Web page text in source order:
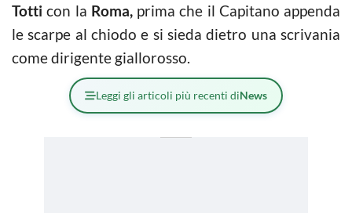
Totti con la Roma,prima che il Capitano appenda
le scarpe al chiodo e si sieda dietro una scrivania
come dirigente giallorosso.
Leggi gli articoli più recenti diNews